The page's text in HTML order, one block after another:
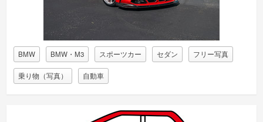
BMW BMW・M3 スポーツカー セダン フリー写真
乗り物（写真） 自動車